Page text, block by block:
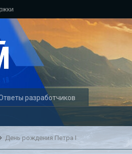
разработчиков
День рождения Петра I